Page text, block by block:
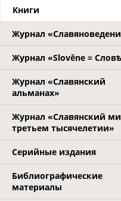
Книги
Журнал
Журнал «Slověne =
Журнал «Славянский
альманах»
Журнал «Славянский
третьем тысячелетии»
Серийные издания
Библиографические
материалы